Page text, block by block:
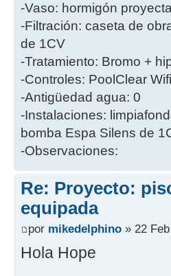
-Vaso: hormigón
-Filtración: caseta de
de 1CV
-Tratamiento: Bromo +
-Controles: PoolClear
-Antigüedad agua: 0
-Instalaciones:
bomba Espa Silens de
-Observaciones:
Re: Proyecto:
equipada
por mikedelphino » 22
Hola Hope